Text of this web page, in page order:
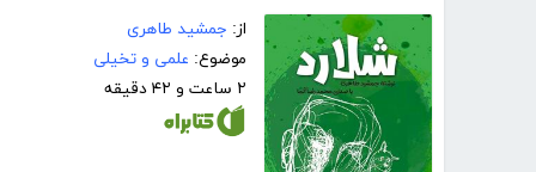
از: جمشید طاهری
موضوع: علمی و تخیلی
۲ ساعت و ۴۲ دقیقه